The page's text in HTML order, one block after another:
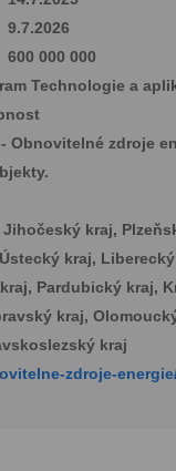
9.7.2026
600 000 000
Technologie a
- Obnovitelné zdroje
kraj,
kraj,
Pardubický kraj,
kraj,
kraj
zdroje-